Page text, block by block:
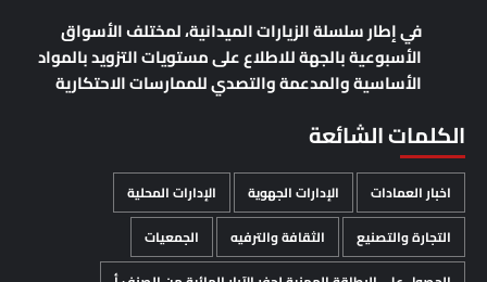
في إطار سلسلة الزيارات الميدانية، لمختلف الأسواق
الأسبوعية بالجهة للاطلاع على مستويات التزويد بالمواد
الأساسية والمدعمة والتصدي للممارسات الاحتكارية
الكلمات الشائعة
اخبار العمادات الإدارات الجهوية
الإدارات المحلية
التجارة والتصنيع
الثقافة والترفيه
الجمعيات